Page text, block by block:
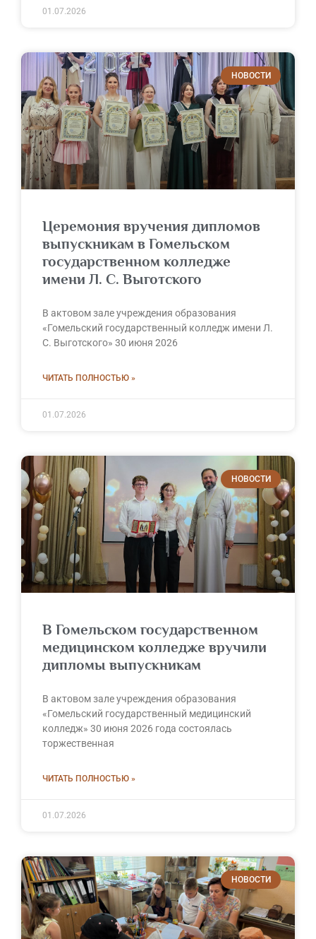
01.07.2026
НОВОСТИ
Церемония вручения дипломов
выпускникам в Гомельском
государственном колледже
имени Л. С. Выготского
В актовом зале учреждения образования
«Гомельский государственный колледж имени Л.
С. Выготского» 30 июня 2026
ЧИТАТЬ ПОЛНОСТЬЮ »
01.07.2026
НОВОСТИ
В Гомельском государственном
медицинском колледже вручили
дипломы выпускникам
В актовом зале учреждения образования
«Гомельский государственный медицинский
колледж» 30 июня 2026 года состоялась
торжественная
ЧИТАТЬ ПОЛНОСТЬЮ »
01.07.2026
НОВОСТИ